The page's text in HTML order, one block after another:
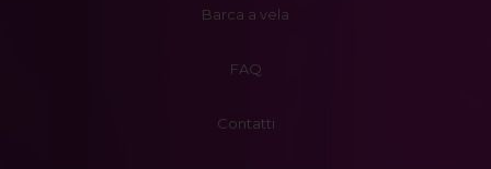
Barca a vela
FAQ
Contatti